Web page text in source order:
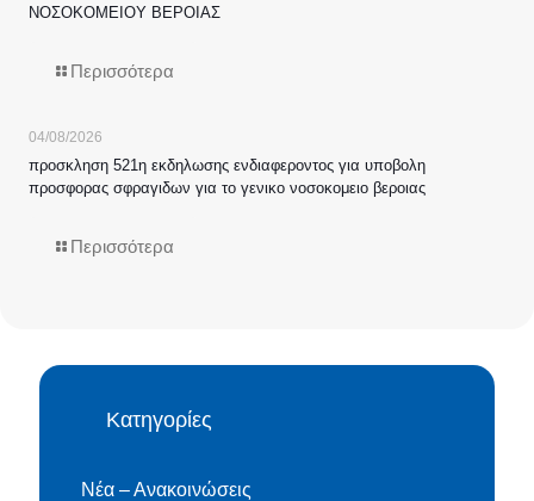
ΝΟΣΟΚΟΜΕΙΟΥ ΒΕΡΟΙΑΣ
Περισσότερα
04/08/2026
προσκληση 521η εκδηλωσης ενδιαφεροντος για υποβολη
προσφορας σφραγιδων για το γενικο νοσοκομειο βεροιας
Περισσότερα
Κατηγορίες
Νέα – Ανακοινώσεις